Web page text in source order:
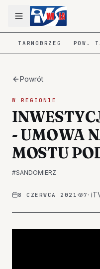
TARNOBRZEG POW.
Powrót
W REGIONIE
- UMOWA
MOSTU
#SANDOMIERZ
8 CZERWCA 2021 7 ·